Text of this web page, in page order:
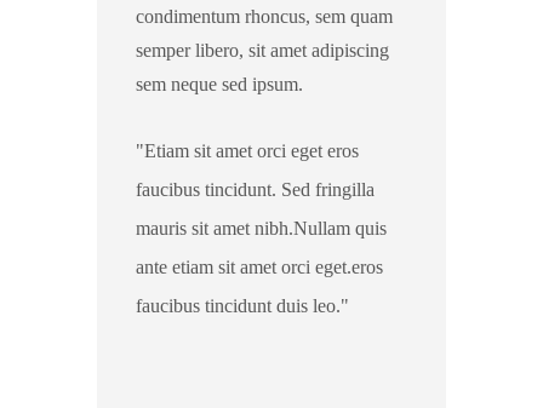
condimentum rhoncus, sem quam
semper libero, sit amet adipiscing
sem neque sed ipsum.
Etiam sit amet orci eget eros
faucibus tincidunt. Sed fringilla
mauris sit amet nibh.Nullam quis
ante etiam sit amet orci eget.eros
faucibus tincidunt duis leo.